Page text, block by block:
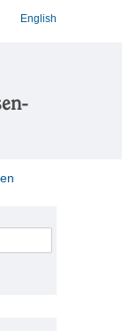
English